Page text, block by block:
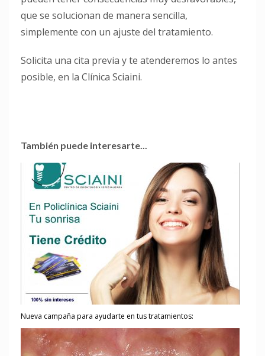
que se solucionan de manera sencilla,
simplemente con un ajuste del tratamiento.
Solicita una cita previa y te atenderemos lo antes
posible, en la Clínica Sciaini.
También puede interesarte...
Nueva campaña para ayudarte en tus tratamientos: